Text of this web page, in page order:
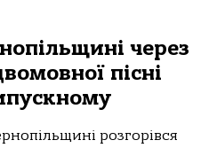
через
пісні
розгорівся